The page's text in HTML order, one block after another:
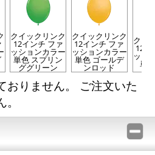
クイックリンク
12インチ ファ
ッションカラー
単色 スプリン
ググリーン
クイックリンク
12インチ ファ
ッションカラー
単色 ゴールデ
ンロッド
クイ
12イ
ッシ
単
おりません。 ご注文いた